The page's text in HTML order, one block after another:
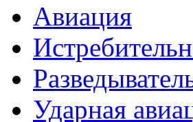
Авиация
Ударная